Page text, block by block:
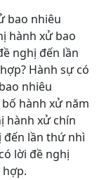
bao nhiêu
hành xử bao
nghị đến lần
Hành sự có
nhiêu
hành xử năm
hành xử chín
lần thứ nhì
lời đề nghị